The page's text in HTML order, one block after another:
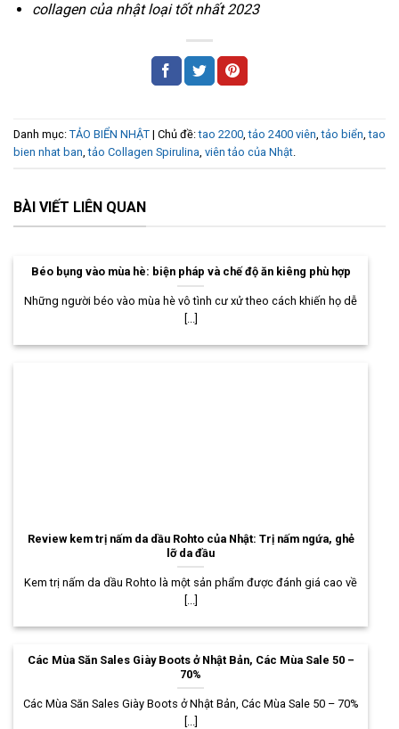
collagen của nhật loại tốt nhất 2023
Danh mục: TẢO BIỂN NHẬT | Chủ đề:tao 2200 ,tảo 2400 viên ,tảo biển ,tao
bien nhat ban ,tảo Collagen Spirulina viên tảo của Nhật
BÀI VIẾT LIÊN QUAN
Béo bụng vào mùa hè: biện pháp và chế độ ăn kiêng phù hợp
Những người béo vào mùa hè vô tình cư xử theo cách khiến họ dễ
Review kem trị nấm da dầu Rohto của Nhật: Trị nấm ngứa, ghẻ
lỡ da đầu
Kem trị nấm da dầu Rohto là một sản phẩm được đánh giá cao về
Các Mùa Săn Sales Giày Boots ở Nhật Bản, Các Mùa Sale 50 –
70%
Các Mùa Săn Sales Giày Boots ở Nhật Bản, Các Mùa Sale 50 – 70%
[...]